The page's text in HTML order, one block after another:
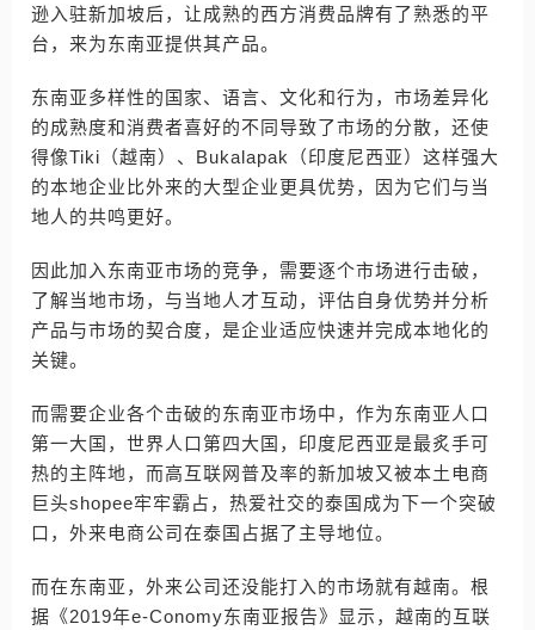
逊入驻新加坡后，让成熟的西方消费品牌有了熟悉的平
台，来为东南亚提供其产品。
东南亚多样性的国家、语言、文化和行为，市场差异化
的成熟度和消费者喜好的不同导致了市场的分散，还使
得像Tiki（越南）、Bukalapak（印度尼西亚）这样强大
的本地企业比外来的大型企业更具优势，因为它们与当
地人的共鸣更好。
因此加入东南亚市场的竞争，需要逐个市场进行击破，
了解当地市场，与当地人才互动，评估自身优势并分析
产品与市场的契合度，是企业适应快速并完成本地化的
关键。
而需要企业各个击破的东南亚市场中，作为东南亚人口
第一大国，世界人口第四大国，印度尼西亚是最炙手可
热的主阵地，而高互联网普及率的新加坡又被本土电商
巨头shopee牢牢霸占，热爱社交的泰国成为下一个突破
口，外来电商公司在泰国占据了主导地位。
而在东南亚，外来公司还没能打入的市场就有越南。根
据《2019年e-Conomy东南亚报告》显示，越南的互联